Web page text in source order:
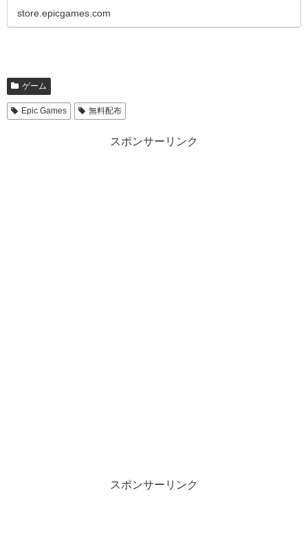
store.epicgames.com
ゲーム
Epic Games 無料配布
スポンサーリンク
スポンサーリンク